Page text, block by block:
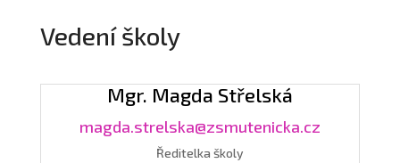
Vedení školy
Mgr. Magda Střelská
magda.strelska@zsmutenicka.cz
Ředitelka školy